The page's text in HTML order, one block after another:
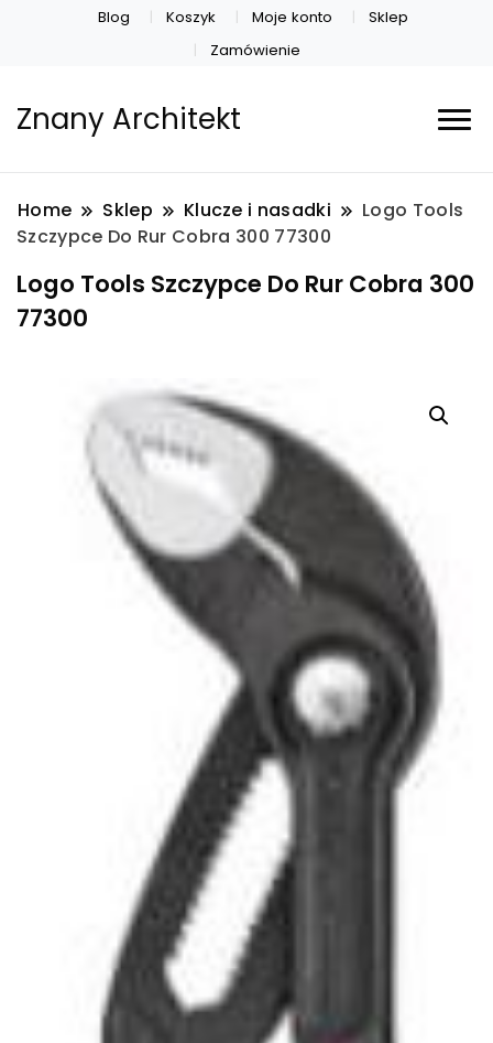
Blog Koszyk Moje konto
Sklep
Zamówienie
Znany Architekt
Home Sklep Klucze i nasadki
Logo Tools
Szczypce Do Rur Cobra 300 77300
Logo Tools Szczypce Do Rur Cobra 300
77300